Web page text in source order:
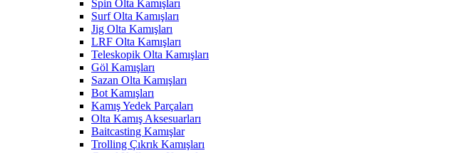
Spin Olta Kamışları
Surf Olta Kamışları
Jig Olta Kamışları
LRF Olta Kamışları
Teleskopik Olta Kamışları
Göl Kamışları
Sazan Olta Kamışları
Bot Kamışları
Kamış Yedek Parçaları
Olta Kamış Aksesuarları
Baitcasting Kamışlar
Trolling Çıkrık Kamışları